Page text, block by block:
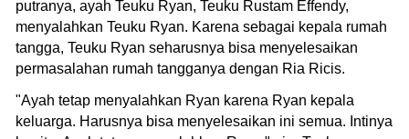
putranya, ayah Teuku Ryan, Teuku Rustam Effendy,
menyalahkan Teuku Ryan. Karena sebagai kepala rumah
tangga, Teuku Ryan seharusnya bisa menyelesaikan
permasalahan rumah tangganya dengan Ria Ricis.
"Ayah tetap menyalahkan Ryan karena Ryan kepala
keluarga. Harusnya bisa menyelesaikan ini semua. Intinya